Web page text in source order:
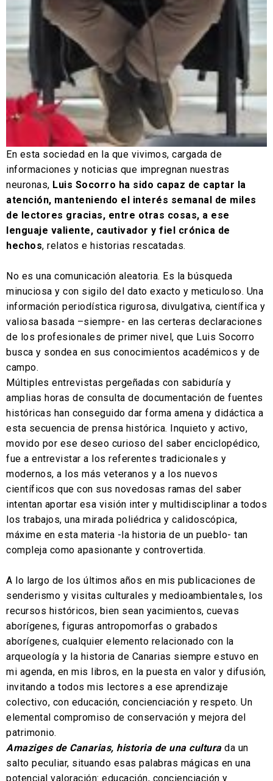
En esta sociedad en la que vivimos, cargada de
informaciones y noticias que impregnan nuestras
neuronas, Luis Socorro ha sido capaz de captar la
atención, manteniendo el interés semanal de miles
de lectores gracias, entre otras cosas, a ese
lenguaje valiente, cautivador y fiel crónica de
hechos, relatos e historias rescatadas.
No es una comunicación aleatoria. Es la búsqueda
minuciosa y con sigilo del dato exacto y meticuloso. Una
información periodística rigurosa, divulgativa, científica y
valiosa basada –siempre- en las certeras declaraciones
de los profesionales de primer nivel, que Luis Socorro
busca y sondea en sus conocimientos académicos y de
campo.
Múltiples entrevistas pergeñadas con sabiduría y
amplias horas de consulta de documentación de fuentes
históricas han conseguido dar forma amena y didáctica a
esta secuencia de prensa histórica. Inquieto y activo,
movido por ese deseo curioso del saber enciclopédico,
fue a entrevistar a los referentes tradicionales y
modernos, a los más veteranos y a los nuevos
científicos que con sus novedosas ramas del saber
intentan aportar esa visión inter y multidisciplinar a todos
los trabajos, una mirada poliédrica y calidoscópica,
máxime en esta materia -la historia de un pueblo- tan
compleja como apasionante y controvertida.
A lo largo de los últimos años en mis publicaciones de
senderismo y visitas culturales y medioambientales, los
recursos históricos, bien sean yacimientos, cuevas
aborígenes, figuras antropomorfas o grabados
aborígenes, cualquier elemento relacionado con la
arqueología y la historia de Canarias siempre estuvo en
mi agenda, en mis libros, en la puesta en valor y difusión,
invitando a todos mis lectores a ese aprendizaje
colectivo, con educación, concienciación y respeto. Un
elemental compromiso de conservación y mejora del
patrimonio.
Amaziges de Canarias, historia de una cultura da un
salto peculiar, situando esas palabras mágicas en una
potencial valoración: educación, concienciación y